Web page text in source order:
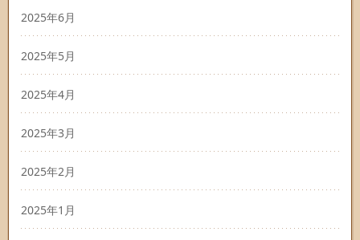
2025年6月
2025年5月
2025年4月
2025年3月
2025年2月
2025年1月